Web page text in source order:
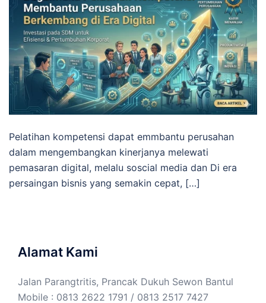
Pelatihan kompetensi dapat emmbantu perusahan
dalam mengembangkan kinerjanya melewati
pemasaran digital, melalu soscial media dan Di era
persaingan bisnis yang semakin cepat, […]
Alamat Kami
Jalan Parangtritis, Prancak Dukuh Sewon Bantul
Mobile : 0813 2622 1791 / 0813 2517 7427